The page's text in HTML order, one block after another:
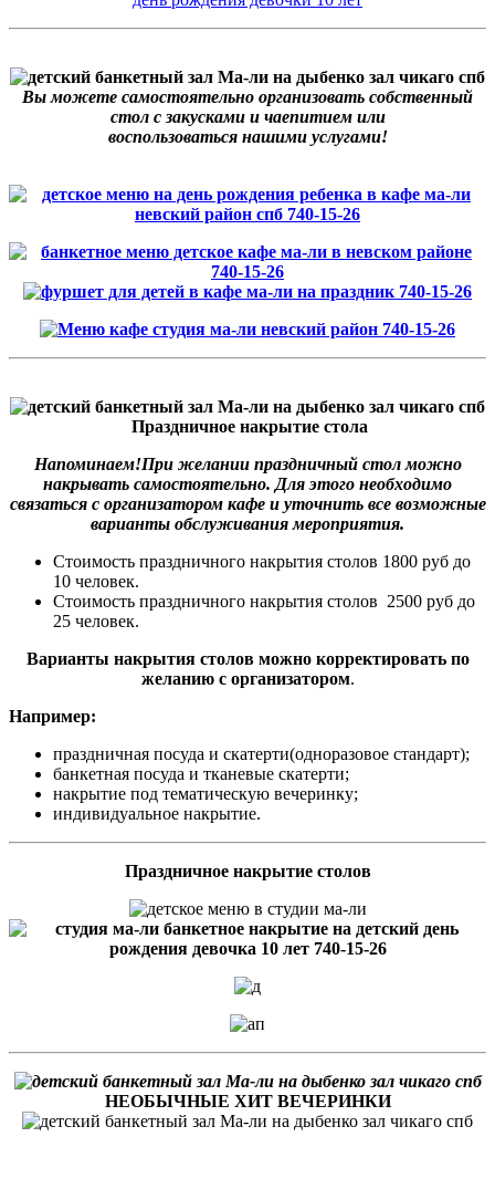
Вы можете самостоятельно организовать собственный
стол с закусками и чаепитием или
воспользоваться нашими услугами!
Праздничное накрытие стола
Напоминаем!При желании праздничный стол можно
накрывать самостоятельно. Для этого необходимо
связаться с организатором кафе и уточнить все возможные
варианты обслуживания мероприятия.
Стоимость праздничного накрытия столов 1800 руб до
10 человек.
Стоимость праздничного накрытия столов 2500 руб до
25 человек.
Варианты накрытия столов можно корректировать по
желанию с организатором.
Например:
праздничная посуда и скатерти(одноразовое стандарт);
банкетная посуда и тканевые скатерти;
накрытие под тематическую вечеринку;
индивидуальное накрытие.
Праздничное накрытие столов
НЕОБЫЧНЫЕ ХИТ ВЕЧЕРИНКИ